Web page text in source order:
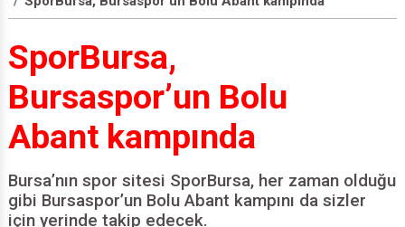
SporBursa,
Bursaspor’un Bolu
Abant kampında
Bursa’nın spor sitesi SporBursa, her zaman olduğu
gibi Bursaspor’un Bolu Abant kampını da sizler
için yerinde takip edecek.